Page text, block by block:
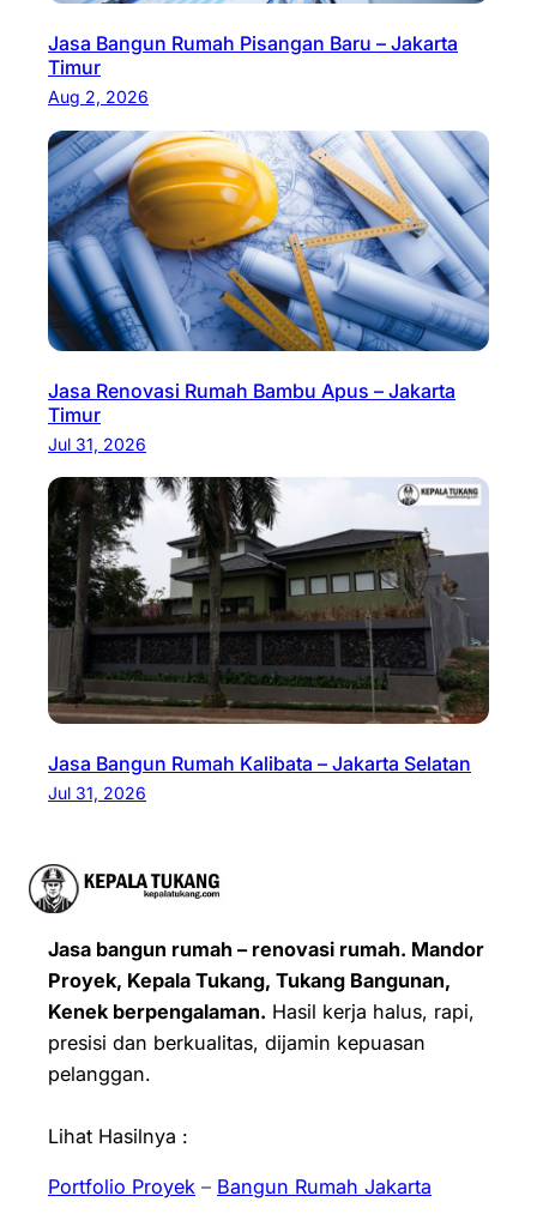
Jasa Bangun Rumah Pisangan Baru – Jakarta
Timur
Aug 2, 2026
Jasa Renovasi Rumah Bambu Apus – Jakarta
Timur
Jul 31, 2026
Jasa Bangun Rumah Kalibata – Jakarta Selatan
Jul 31, 2026
Jasa bangun rumah – renovasi rumah. Mandor
Proyek, Kepala Tukang, Tukang Bangunan,
Kenek berpengalaman. Hasil kerja halus, rapi,
presisi dan berkualitas, dijamin kepuasan
pelanggan.
Lihat Hasilnya :
Portfolio Proyek – Bangun Rumah Jakarta